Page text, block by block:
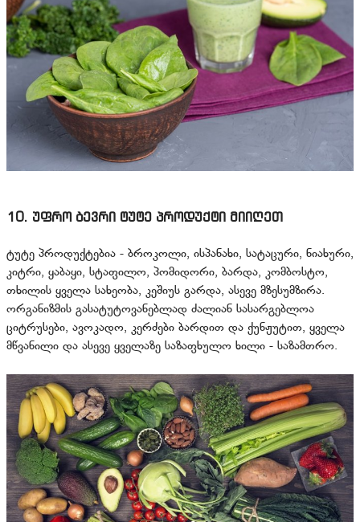
10. უფრო ბევრი ტუტე პროდუქტი მიიღეთ
ტუტე პროდუქტებია - ბროკოლი, ისპანახი, სატაცური, ნიახური,
კიტრი, ყაბაყი, სტაფილო, პომიდორი, ბარდა, კომბოსტო,
თხილის ყველა სახეობა, კეშიუს გარდა, ასევე მზესუმზირა.
ორგანიზმის გასატუტოვანებლად ძალიან სასარგებლოა
ციტრუსები, ავოკადო, კერძები ბარდით და ქუნჟუტით, ყველა
მწვანილი და ასევე ყველაზე საზაფხულო ხილი - საზამთრო.